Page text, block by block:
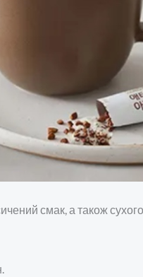
смак, а також